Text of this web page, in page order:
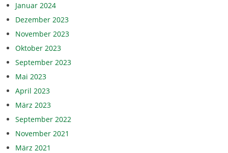
Januar 2024
Dezember 2023
November 2023
Oktober 2023
September 2023
Mai 2023
April 2023
März 2023
September 2022
November 2021
März 2021